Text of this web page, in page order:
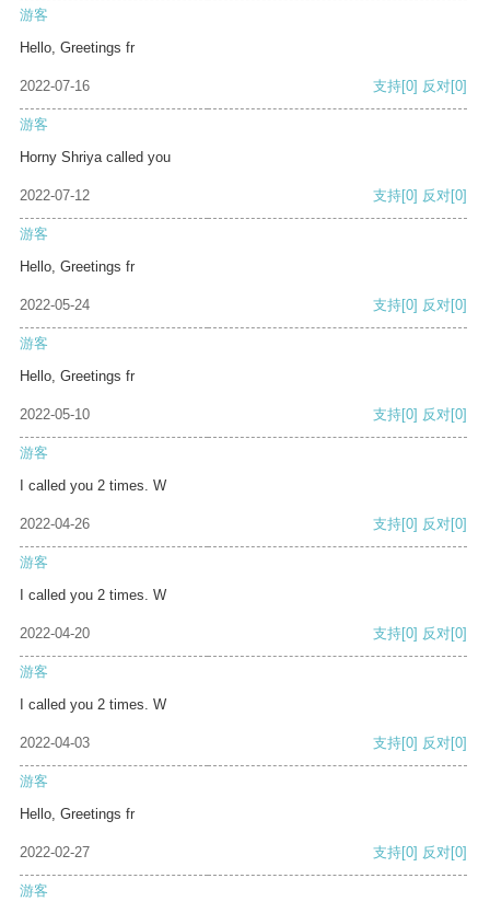
游客
Hello, Greetings fr
2022-07-16 支持[0] 反对[0]
游客
Horny Shriya called you
2022-07-12 支持[0] 反对[0]
游客
Hello, Greetings fr
2022-05-24 支持[0] 反对[0]
游客
Hello, Greetings fr
2022-05-10 支持[0] 反对[0]
游客
I called you 2 times. W
2022-04-26 支持[0] 反对[0]
游客
I called you 2 times. W
2022-04-20 支持[0] 反对[0]
游客
I called you 2 times. W
2022-04-03 支持[0] 反对[0]
游客
Hello, Greetings fr
2022-02-27 支持[0] 反对[0]
游客